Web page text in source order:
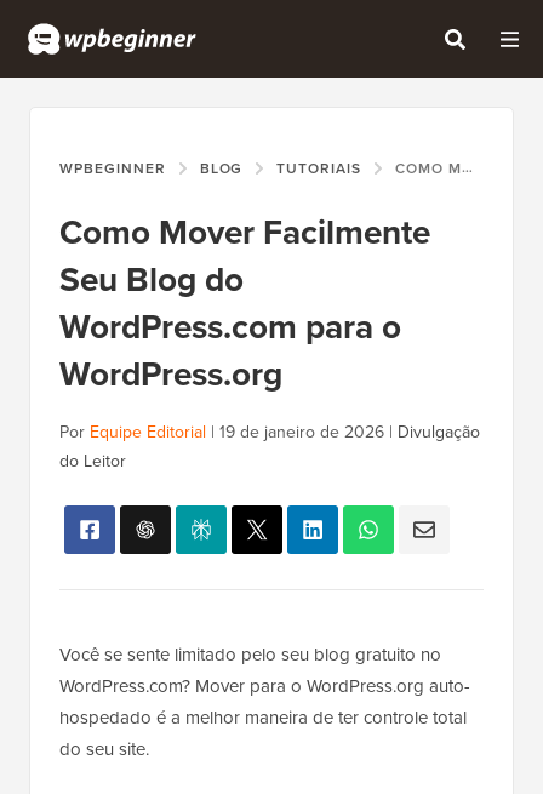
WPBEGINNER BLOG TUTORIAIS COMO MOVER FACILMENTE SEU BLOG DO WORDPRESS.COM PARA O WORDPRESS.ORG
Como Mover Facilmente
Seu Blog do
WordPress.com para o
WordPress.org
Por Equipe Editorial | 19 de janeiro de 2026 | Divulgação
do Leitor
Você se sente limitado pelo seu blog gratuito no
WordPress.com? Mover para o WordPress.org auto-
hospedado é a melhor maneira de ter controle total
do seu site.